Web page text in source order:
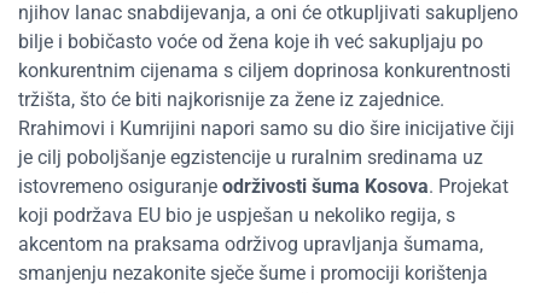
njihov lanac snabdijevanja, a oni će otkupljivati sakupljeno
bilje i bobičasto voće od žena koje ih već sakupljaju po
konkurentnim cijenama s ciljem doprinosa konkurentnosti
tržišta, što će biti najkorisnije za žene iz zajednice.
Rrahimovi i Kumrijini napori samo su dio šire inicijative čiji
je cilj poboljšanje egzistencije u ruralnim sredinama uz
istovremeno osiguranje održivosti šuma Kosova. Projekat
koji podržava EU bio je uspješan u nekoliko regija, s
akcentom na praksama održivog upravljanja šumama,
smanjenju nezakonite sječe šume i promociji korištenja